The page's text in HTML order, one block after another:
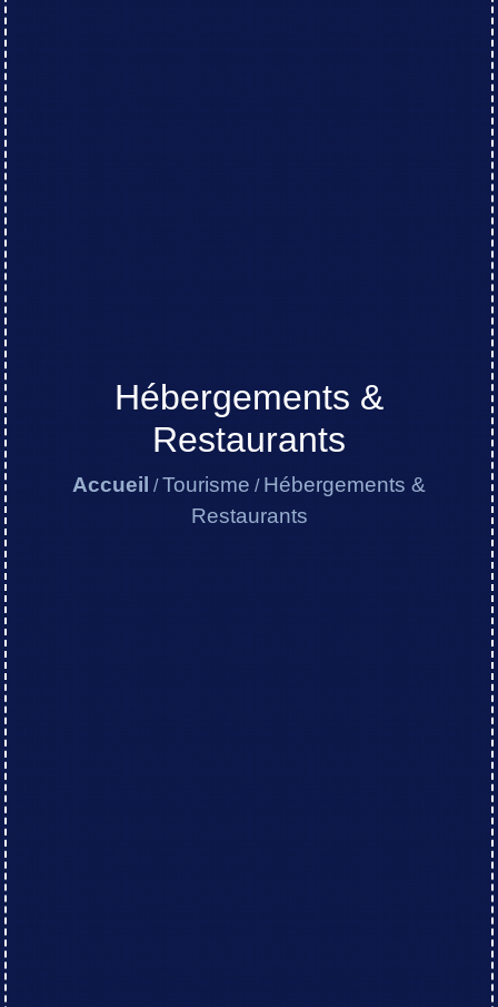
Hébergements &
Restaurants
Accueil /Tourisme / Hébergements &
Restaurants